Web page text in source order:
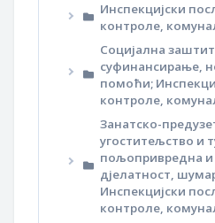
Инспекцијски
контроле,
Социјална
суфинансирање,
помоћи;
контроле,
Занатско-
угоститељство и
пољопривредна и
дјелатност,
Инспекцијски
контроле,